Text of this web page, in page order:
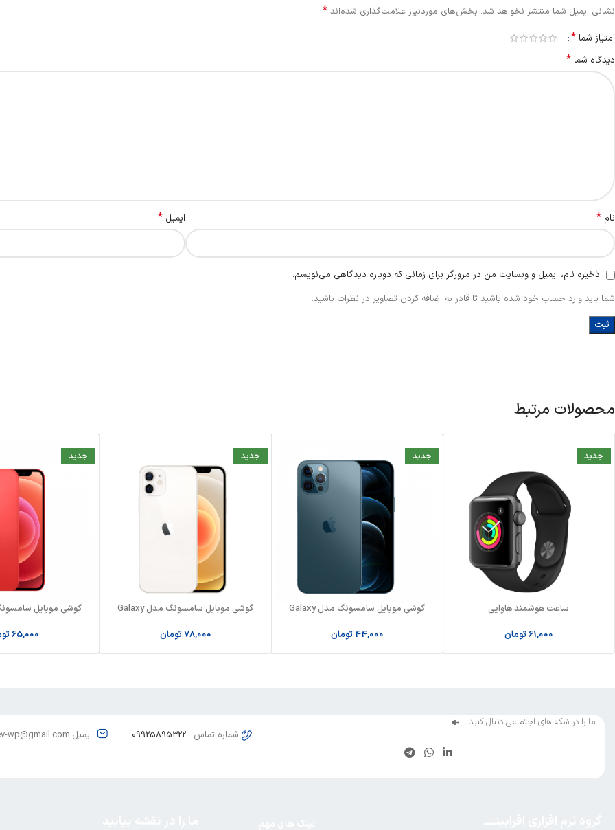
نشانی ایمیل شما منتشر نخواهد شد. بخش‌های موردنیاز علامت‌گذاری شده‌اند *
امتیاز شما *
دیدگاه شما *
نام * ایمیل *
ذخیره نام، ایمیل و وبسایت من در مرورگر برای زمانی که دوباره دیدگاهی می‌نویسم.
شما باید وارد حساب خود شده باشید تا قادر به اضافه کردن تصاویر در نظرات باشید.
محصولات مرتبط
جدید
ساعت هوشمند هاوایی
61,000تومان
جدید
گوشی موبایل سامسونگ مدل Galaxy
44,000 تومان
جدید
گوشی موبایل سامسونگ مدل Galaxy
78,000تومان
جدید
65,000
ما را در شکه های اجتماعی دنبال کنید…
شماره تماس :09925895322 ایمیل:dev-wp@gmail.com